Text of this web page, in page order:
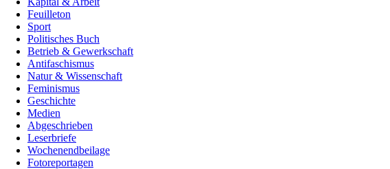
Feuilleton
Sport
Politisches Buch
Betrieb & Gewerkschaft
Antifaschismus
Natur & Wissenschaft
Feminismus
Geschichte
Medien
Abgeschrieben
Leserbriefe
Wochenendbeilage
Fotoreportagen